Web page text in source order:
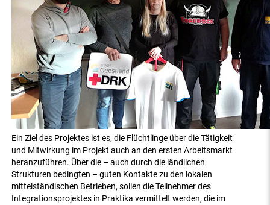
Ein Ziel des Projektes ist es, die Flüchtlinge über die Tätigkeit
und Mitwirkung im Projekt auch an den ersten Arbeitsmarkt
heranzuführen. Über die – auch durch die ländlichen
Strukturen bedingten – guten Kontakte zu den lokalen
mittelständischen Betrieben, sollen die Teilnehmer des
Integrationsprojektes in Praktika vermittelt werden, die im